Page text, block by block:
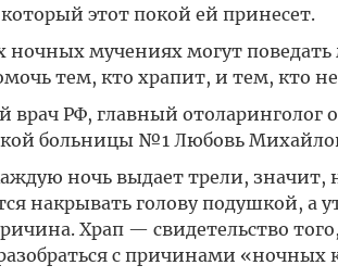
этот покой ей принесет.
ночных мучениях могут
тем, кто храпит, и тем, кто не
РФ, главный отоларинголог
больницы №1 Любовь
ночь выдает трели, значит,
накрывать голову подушкой, а
Храп — свидетельство
с причинами «ночных